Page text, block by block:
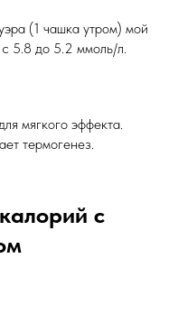
(1 чашка утром) мой
5.8 до 5.2 ммоль/л.
мягкого эффекта.
термогенез.
с